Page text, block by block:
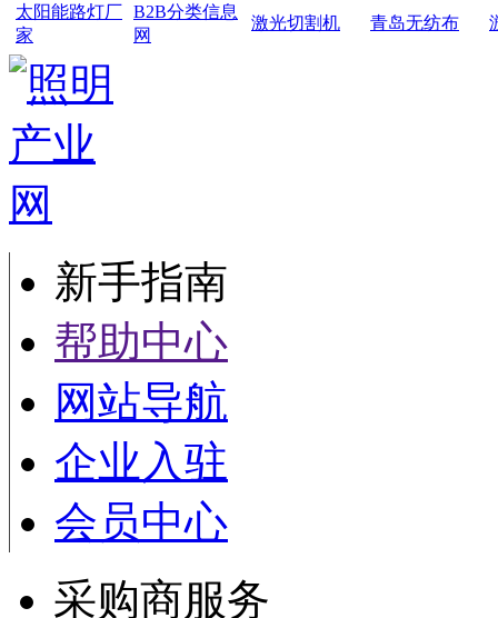
太阳能路灯厂
家
B2B分类信息
网
激光切割机 青岛无纺布
新手指南
帮助中心
网站导航
企业入驻
会员中心
采购商服务